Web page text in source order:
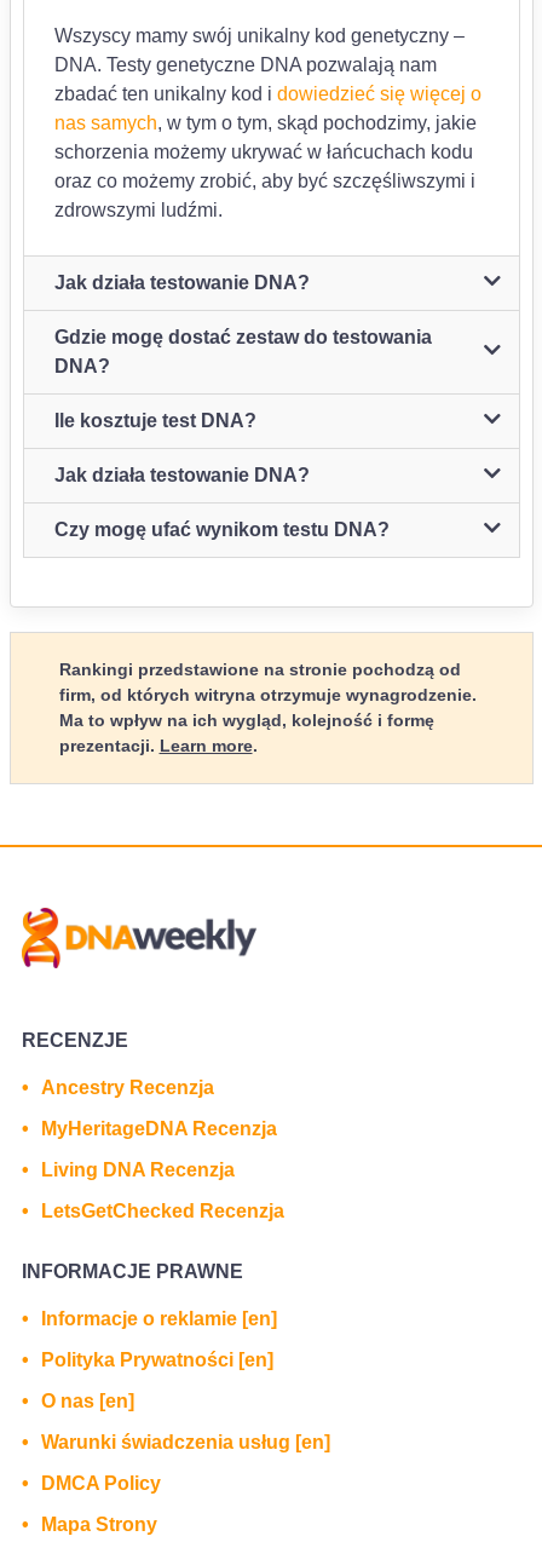
Wszyscy mamy swój unikalny kod genetyczny –
DNA. Testy genetyczne DNA pozwalają nam
zbadać ten unikalny kod i dowiedzieć się więcej o
nas samych, w tym o tym, skąd pochodzimy, jakie
schorzenia możemy ukrywać w łańcuchach kodu
oraz co możemy zrobić, aby być szczęśliwszymi i
zdrowszymi ludźmi.
Jak działa testowanie DNA?
Gdzie mogę dostać zestaw do testowania
DNA?
Ile kosztuje test DNA?
Jak działa testowanie DNA?
Czy mogę ufać wynikom testu DNA?
Rankingi przedstawione na stronie pochodzą od
firm, od których witryna otrzymuje wynagrodzenie.
Ma to wpływ na ich wygląd, kolejność i formę
prezentacji. Learn more.
RECENZJE
Ancestry Recenzja
MyHeritageDNA Recenzja
Living DNA Recenzja
LetsGetChecked Recenzja
INFORMACJE PRAWNE
Informacje o reklamie [en]
Polityka Prywatności [en]
O nas [en]
Warunki świadczenia usług [en]
DMCA Policy
Mapa Strony